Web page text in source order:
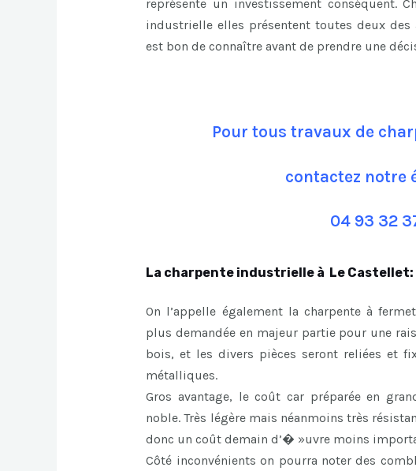
représente un investissement conséquent.
industrielle elles présentent toutes deux des
est bon de connaître avant de prendre une
Pour tous travaux de
contactez notre
04 93 32
La charpente industrielle à Le Castellet:
On l’appelle également la charpente à
plus demandée en majeur partie pour une
bois, et les divers pièces seront reliées et
métalliques.
Gros avantage, le coût car préparée en
noble. Très légère mais néanmoins très
donc un coût demain d’� »uvre moins
Côté inconvénients on pourra noter des